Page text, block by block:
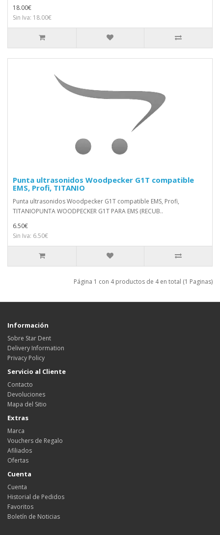
18.00€
Sin Iva: 18.00€
Punta ultrasonidos Woodpecker G1T compatible
EMS, Profi, TITANIO
Punta ultrasonidos Woodpecker G1T compatible EMS, Profi,
TITANIOPUNTA WOODPECKER G1T PARA EMS (RECUB..
6.50€
Sin Iva: 6.50€
Página 1 con 4 productos de 4 en total (1 Paginas)
Información
Sobre Star Dent
Delivery Information
Privacy Policy
Servicio al Cliente
Contacto
Devoluciones
Mapa del Sitio
Extras
Marca
Vouchers de Regalo
Afiliados
Ofertas
Cuenta
Cuenta
Historial de Pedidos
Favoritos
Boletín de Noticias